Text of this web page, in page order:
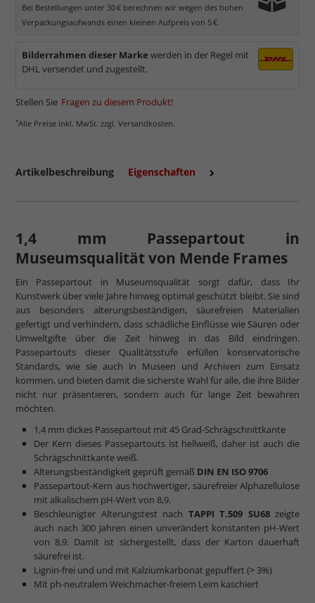
Bei Bestellungen unter 30 € berechnen wir wegen des hohen
Verpackungsaufwands einen kleinen Aufpreis von 5 €.
Bilderrahmen dieser Marke werden in der Regel mit
DHL versendet und zugestellt.
Stellen Sie Fragen zu diesem Produkt!
*Alle Preise inkl. MwSt. zzgl. Versandkosten.
Artikelbeschreibung Eigenschaften
1,4 mm Passepartout in
Museumsqualität von Mende Frames
Ein Passepartout in Museumsqualität sorgt dafür, dass Ihr
Kunstwerk über viele Jahre hinweg optimal geschützt bleibt. Sie sind
aus besonders alterungsbeständigen, säurefreien Materialien
gefertigt und verhindern, dass schädliche Einflüsse wie Säuren oder
Umweltgifte über die Zeit hinweg in das Bild eindringen.
Passepartouts dieser Qualitätsstufe erfüllen konservatorische
Standards, wie sie auch in Museen und Archiven zum Einsatz
kommen, und bieten damit die sicherste Wahl für alle, die ihre Bilder
nicht nur präsentieren, sondern auch für lange Zeit bewahren
möchten.
1,4 mm dickes Passepartout mit 45 Grad-Schrägschnittkante
Der Kern dieses Passepartouts ist hellweiß, daher ist auch die
Schrägschnittkante weiß.
Alterungsbeständigkeit geprüft gemäß DIN EN ISO 9706
Passepartout-Kern aus hochwertiger, säurefreier Alphazellulose
mit alkalischem pH-Wert von 8,9.
Beschleunigter Alterungstest nach TAPPI T.509 SU68zeigte
auch nach 300 Jahren einen unverändert konstanten pH-Wert
von 8,9. Damit ist sichergestellt, dass der Karton dauerhaft
säurefrei ist.
Lignin-frei und und mit Kalziumkarbonat gepuffert (> 3%)
Mit ph-neutralem Weichmacher-freiem Leim kaschiert